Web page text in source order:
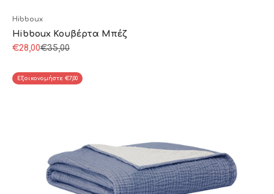
Hibboux
Hibboux Κουβέρτα Μπέζ
Τιμή πώλησης
€28,00Κανονική τιμή
€35,00
Εξοικονομήστε €7,00